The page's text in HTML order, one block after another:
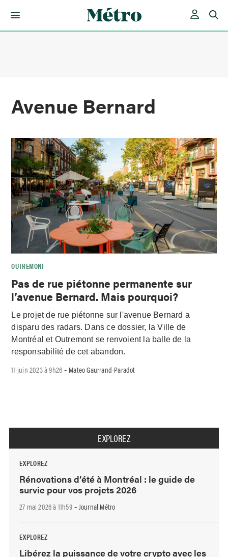
Avenue Bernard
OUTREMONT
Pas de rue piétonne permanente sur
l’avenue Bernard. Mais pourquoi?
Le projet de rue piétonne sur l'avenue Bernard a
disparu des radars. Dans ce dossier, la Ville de
Montréal et Outremont se renvoient la balle de la
responsabilité de cet abandon.
11 juin 2023 à 9h26 - Mateo Gaurrand-Paradot
EXPLOREZ
EXPLOREZ
Rénovations d’été à Montréal : le guide de
survie pour vos projets 2026
27 mai 2026 à 11h59- Journal Métro
EXPLOREZ
Libérez la puissance de votre crypto avec les